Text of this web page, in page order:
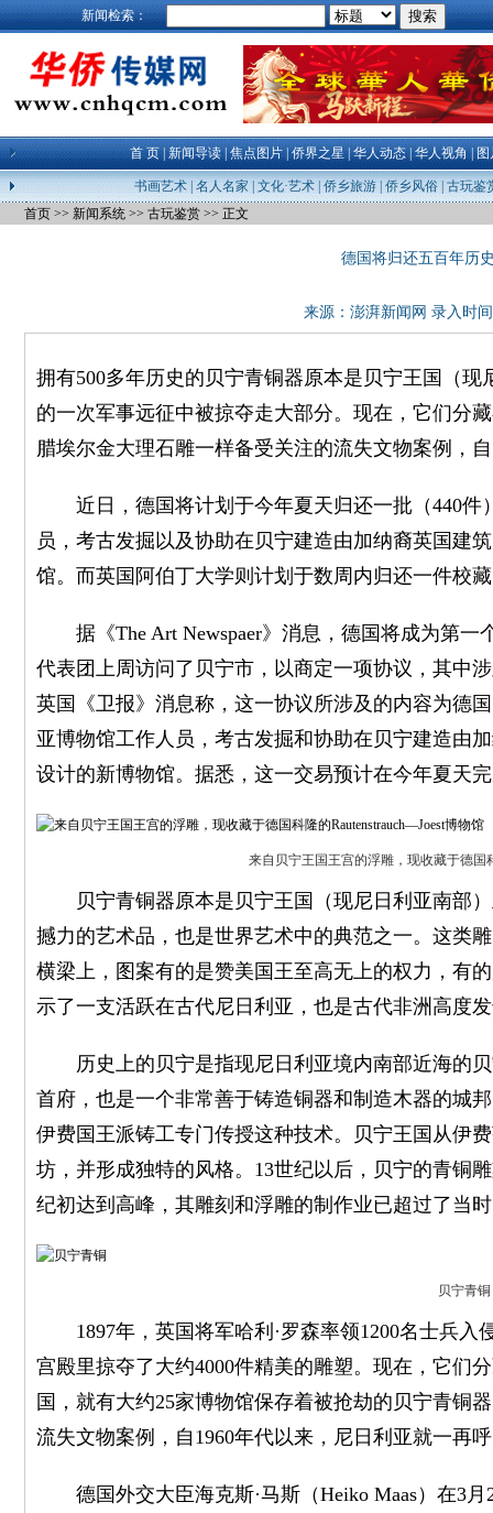
新闻检索：
首 页|新闻导读|焦点图片|侨界之星|华人动态|华人视角|图
书画艺术| 名人名家 文化·艺术| 侨乡旅游| 侨乡风俗| 古玩鉴
首页 >> 新闻系统 >> 古玩鉴赏 >> 正文
德国将归还五百年历
来源：澎湃新闻网 录入时间
拥有500多年历史的贝宁青铜器原本是贝宁王国（
的一次军事远征中被掠夺走大部分。现在，它们分
腊埃尔金大理石雕一样备受关注的流失文物案例，
近日，德国将计划于今年夏天归还一批（440件
员，考古发掘以及协助在贝宁建造由加纳裔英国建
馆。而英国阿伯丁大学则计划于数周内归还一件校
据《The Art Newspaer》消息，德国将成为第一
代表团上周访问了贝宁市，以商定一项协议，其中
英国《卫报》消息称，这一协议所涉及的内容为德
亚博物馆工作人员，考古发掘和协助在贝宁建造由
设计的新博物馆。据悉，这一交易预计在今年夏天
来自贝宁王国王宫的浮雕，现收藏于德国
贝宁青铜器原本是贝宁王国（现尼日利亚南部）
撼力的艺术品，也是世界艺术中的典范之一。这类
横梁上，图案有的是赞美国王至高无上的权力，有
示了一支活跃在古代尼日利亚，也是古代非洲高度
历史上的贝宁是指现尼日利亚境内南部近海的贝
首府，也是一个非常善于铸造铜器和制造木器的城
伊费国王派铸工专门传授这种技术。贝宁王国从伊
坊，并形成独特的风格。13世纪以后，贝宁的青铜
纪初达到高峰，其雕刻和浮雕的制作业已超过了当
贝宁青铜
1897年，英国将军哈利·罗森率领1200名士兵入
宫殿里掠夺了大约4000件精美的雕塑。现在，它们
国，就有大约25家博物馆保存着被抢劫的贝宁青铜
流失文物案例，自1960年代以来，尼日利亚就一再
德国外交大臣海克斯·马斯（Heiko Maas）在3月